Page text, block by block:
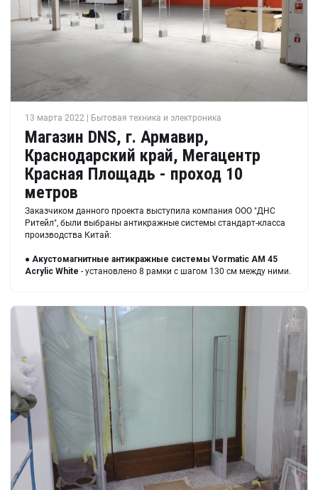
13 марта 2022 | Бытовая техника и электроника
Магазин DNS, г. Армавир,
Краснодарский край, Мегацентр
Красная Площадь - проход 10
метров
Заказчиком данного проекта выступила компания ООО "ДНС
Ритейл", были выбраны антикражные системы стандарт-класса
производства Китай:
● Акустомагнитные антикражные системы Vormatic AM 45
Acrylic White - установлено 8 рамки с шагом 130 см между ними.